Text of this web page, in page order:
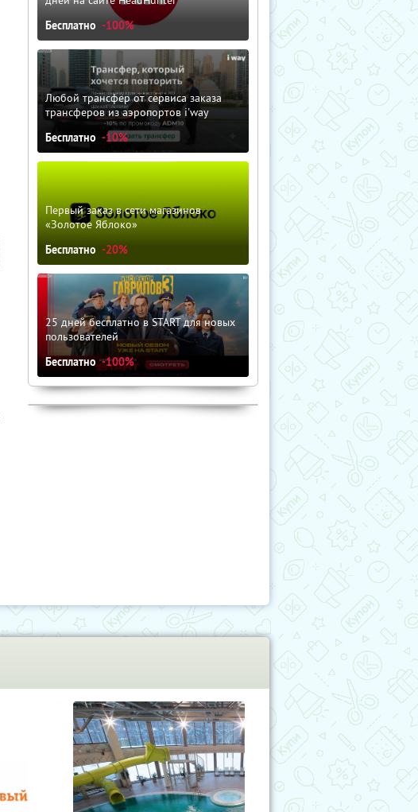
Бесплатно -100%
Любой трансфер от сервиса заказа
трансферов из аэропортов i'way
Бесплатно -10%
Первый заказ в сети магазинов
«Золотое Яблоко»
Бесплатно -20%
25 дней бесплатно в START для новых
пользователей
Бесплатно -100%